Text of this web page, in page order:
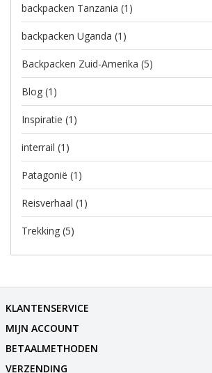
backpacken Tanzania (1)
backpacken Uganda (1)
Backpacken Zuid-Amerika (5)
Blog (1)
Inspiratie (1)
interrail (1)
Patagonië (1)
Reisverhaal (1)
Trekking (5)
KLANTENSERVICE
MIJN ACCOUNT
BETAALMETHODEN
VERZENDING